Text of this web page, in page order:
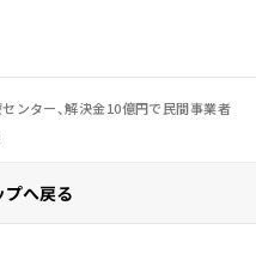
ンター、解決金10億円で民間事業者
プへ戻る